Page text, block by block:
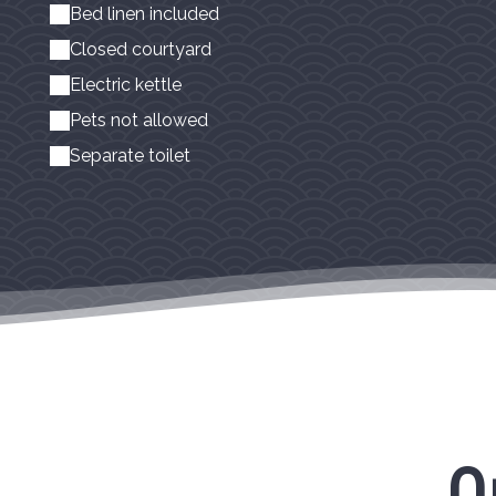
Bed linen included
Closed courtyard
Electric kettle
Pets not allowed
Separate toilet